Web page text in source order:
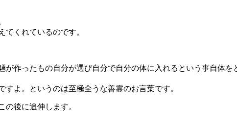
てくれているのです。
作ったもの自分が選び自分で自分の体に入れるという事自体
よ。というのは至極全うな善霊のお言葉です。
の後に追伸します。